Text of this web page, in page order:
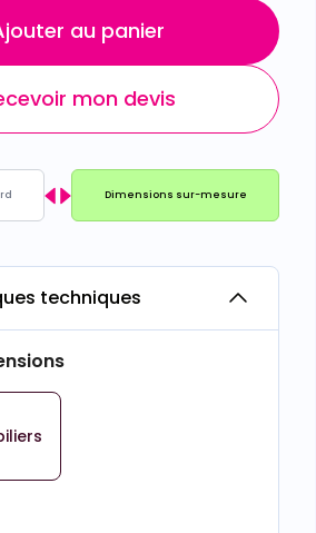
au panier
mon devis
Dimensions sur-mesure
techniques